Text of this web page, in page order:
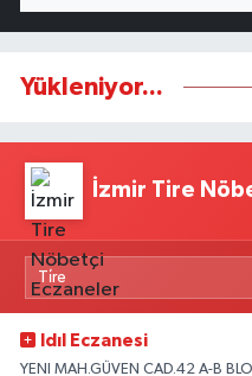
Yükleniyor...
İzmir Tire
Idıl Eczanesi
YENI MAH.GÜVEN CAD.42 A-B